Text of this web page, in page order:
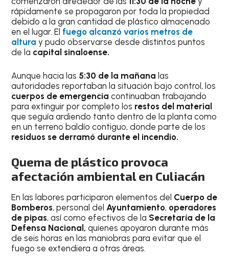
rápidamente se propagaron por toda la propiedad
debido a la gran cantidad de plástico almacenado
en el lugar. El fuego alcanzó varios metros de
altura y pudo observarse desde distintos puntos
de la capital sinaloense.
Aunque hacia las 5:30 de la mañana las
autoridades reportaban la situación bajo control, los
cuerpos de emergencia continuaban trabajando
para extinguir por completo los restos del material
que seguía ardiendo tanto dentro de la planta como
en un terreno baldío contiguo, donde parte de los
residuos se derramó durante el incendio.
Quema de plástico provoca
afectación ambiental en Culiacán
En las labores participaron elementos del Cuerpo de
Bomberos, personal delAyuntamiento, operadores
de pipas, así como efectivos de la Secretaría de la
Defensa Nacional, quienes apoyaron durante más
de seis horas en las maniobras para evitar que el
fuego se extendiera a otras áreas.